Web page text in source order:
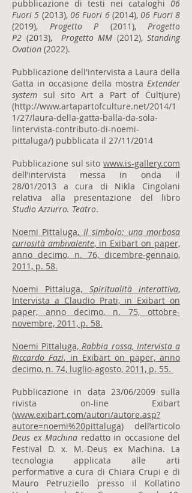
pubblicazione di testi nei cataloghi 06
Fuori 5 (2013),06 Fuori 6(2014), 06 Fuori 8
(2019), Progetto P (2011), Progetto
P2 (2013), Progetto MM (2012), Standing
Ovation (2022).
Pubblicazione dell'intervista a Laura della
Gatta in occasione della mostra Extender
system sul sito Art a Part of Cult(ure)
(http://www.artapartofculture.net/2014/1
1/27/laura-della-gatta-balla-da-sola-
lintervista-contributo-di-noemi-
pittaluga/) pubblicata il 27/11/2014
Pubblicazione sul sito www.is-gallery.com
dell’intervista messa in onda il
28/01/2013 a cura di Nikla Cingolani
relativa alla presentazione del libro
Studio Azzurro. Teatro.
Noemi Pittaluga, Il simbolo: una morbosa
curiosità ambivalente, in Exibart on paper,
anno decimo, n. 76, dicembre-gennaio,
2011, p. 58.
Noemi Pittaluga, Spiritualità interattiva,
Intervista a Claudio Prati, in Exibart on
paper, anno decimo, n. 75, ottobre-
novembre, 2011, p. 58.
Noemi Pittaluga,Rabbia rossa, Intervista a
Riccardo Fazi, in Exibart on paper, anno
decimo, n. 74, luglio-agosto, 2011, p. 55.
Pubblicazione in data 23/06/2009 sulla
rivista on-line Exibart
(www.exibart.com/autori/autore.asp?
autore=noemi%20pittaluga) dell’articolo
Deus ex Machina redatto in occasione del
Festival D. x. M.-Deus ex Machina. La
tecnologia applicata alle arti
performative a cura di Chiara Crupi e di
Mauro Petruziello presso il Kollatino